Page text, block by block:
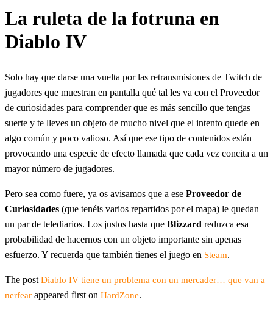
La ruleta de la fotruna en
Diablo IV
Solo hay que darse una vuelta por las retransmisiones de Twitch de
jugadores que muestran en pantalla qué tal les va con el Proveedor
de curiosidades para comprender que es más sencillo que tengas
suerte y te lleves un objeto de mucho nivel que el intento quede en
algo común y poco valioso. Así que ese tipo de contenidos están
provocando una especie de efecto llamada que cada vez concita a un
mayor número de jugadores.
Pero sea como fuere, ya os avisamos que a ese Proveedor de
Curiosidades (que tenéis varios repartidos por el mapa) le quedan
un par de telediarios. Los justos hasta que Blizzard reduzca esa
probabilidad de hacernos con un objeto importante sin apenas
esfuerzo. Y recuerda que también tienes el juego en Steam.
The post Diablo IV tiene un problema con un mercader… que van a
nerfear appeared first on HardZone.